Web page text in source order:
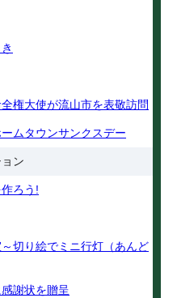
権大使が流山市を表敬訪問
ムタウンサンクスデー
ン
ろう!
切り絵でミニ行灯（あんど
謝状を贈呈